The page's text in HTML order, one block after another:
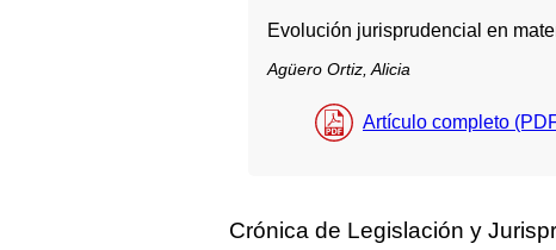
Evolución jurisprudencial en
Agüero Ortiz, Alicia
Artículo completo
Crónica de Legislación y